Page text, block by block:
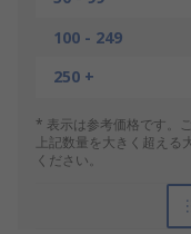
100 - 249
250 +
* 表示は参考価格です。
上記数量を大きく超える
ください。